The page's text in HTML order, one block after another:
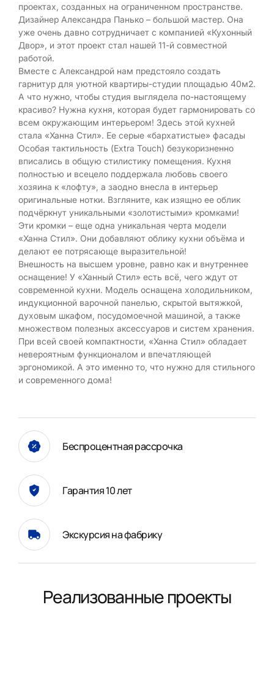
проектах, созданных на ограниченном пространстве.
Дизайнер Александра Панько – большой мастер. Она
уже очень давно сотрудничает с компанией «Кухонный
Двор», и этот проект стал нашей 11-й совместной
работой.
Вместе с Александрой нам предстояло создать
гарнитур для уютной квартиры-студии площадью 40м2.
А что нужно, чтобы студия выглядела по-настоящему
красиво? Нужна кухня, которая будет гармонировать со
всем окружающим интерьером! Здесь этой кухней
стала «Ханна Стил». Ее серые «бархатистые» фасады
Особая тактильность (Extra Touch) безукоризненно
вписались в общую стилистику помещения. Кухня
полностью и всецело поддержала любовь своего
хозяина к «лофту», а заодно внесла в интерьер
оригинальные нотки. Взгляните, как изящно ее облик
подчёркнут уникальными «золотистыми» кромками!
Эти кромки – еще одна уникальная черта модели
«Ханна Стил». Они добавляют облику кухни объёма и
делают ее потрясающе выразительной!
Внешность на высшем уровне, равно как и внутреннее
оснащение! У «Ханный Стил» есть всё, чего ждут от
современной кухни. Модель оснащена холодильником,
индукционной варочной панелью, скрытой вытяжкой,
духовым шкафом, посудомоечной машиной, а также
множеством полезных аксессуаров и систем хранения.
При всей своей компактности, «Ханна Стил» обладает
невероятным функционалом и впечатляющей
эргономикой. А это именно то, что нужно для стильного
и современного дома!
Беспроцентная рассрочка
Гарантия 10 лет
Экскурсия на фабрику
Реализованные проекты